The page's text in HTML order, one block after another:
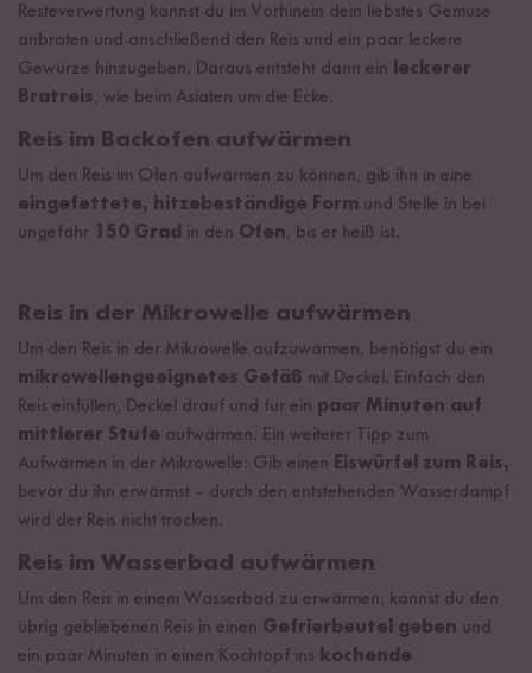
Resteverwertung kannst du im Vorhinein dein liebstes Gemüse
anbraten und anschließend den Reis und ein paar leckere
Gewürze hinzugeben. Daraus entsteht dann ein
leckerer
Bratreis, wie beim Asiaten um die Ecke.
Reis im Backofen aufwärmen
Um den Reis im Ofen aufwärmen zu können, gib ihn in eine
eingefettete, hitzebeständige Form und Stelle in bei
ungefähr 150 Grad in den Ofen, bis er heiß ist.
Reis in der Mikrowelle aufwärmen
Um den Reis in der Mikrowelle aufzuwärmen, benötigst du ein
mikrowellengeeignetes Gefäß mit Deckel. Einfach den
Reis einfüllen, Deckel drauf und für ein paar Minuten auf
mittlerer Stufe aufwärmen. Ein weiterer Tipp zum
Aufwärmen in der Mikrowelle: Gib einen Eiswürfel zum Reis,
bevor du ihn erwärmst – durch den entstehenden Wasserdampf
wird der Reis nicht trocken.
Reis im Wasserbad aufwärmen
Um den Reis in einem Wasserbad zu erwärmen, kannst du den
übrig gebliebenen Reis in einen Gefrierbeutel geben und
ein paar Minuten in einen Kochtopf ins kochende